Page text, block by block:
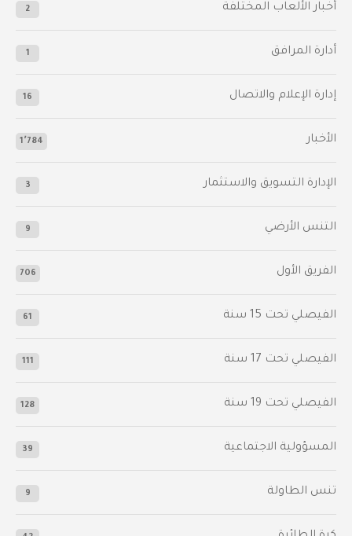
أخبار الألعاب المختلفة 2
أدارة المرافق 1
إدارة الإعلام والاتصال 16
الأخبار 1٬784
الإدارة التسويق والاستثمار 3
التنس الأرضي 9
الفريق الأول 706
الفيصلي‬⁩ تحت 15 سنة 61
‫الفيصلي‬⁩ تحت 17 سنة 111
الفيصلي‬⁩ تحت 19 سنة 128
المسؤولية الاجتماعية 39
تنس الطاولة 9